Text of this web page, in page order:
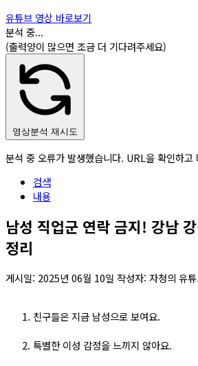
유튜브 영상 바로보기
분석 중...
(출력양이 많으면 조금 더 기다려주세요)
영상분석 재시도
분석 중 오류가 발생했습니다. URL을 확인하고
검색
내용
남성 직업군 연락 금지! 강남
정리
게시일: 2025년 06월 10일 작성자: 자청의 유
친구들은 지금 남성으로 보여요.
특별한 이성 감정을 느끼지 않아요.